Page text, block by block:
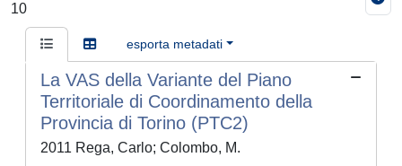
10
esporta metadati
La VAS della Variante del Piano
Territoriale di Coordinamento della
Provincia di Torino (PTC2)
2011 Rega, Carlo; Colombo, M.